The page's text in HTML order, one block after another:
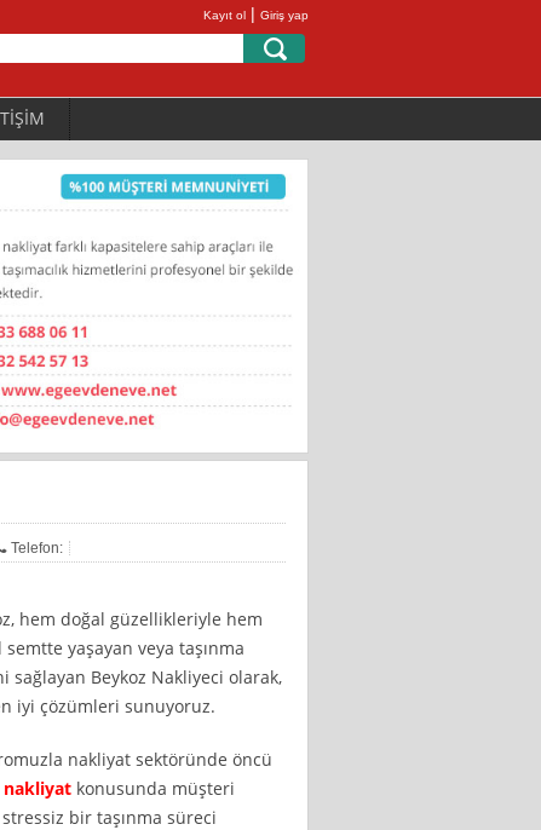
Kayıt ol | Giriş yap
Telefon:
hem doğal güzellikleriyle hem
yaşayan veya taşınma
Beykoz Nakliyeci olarak,
iyi çözümleri sunuyoruz.
nakliyat sektöründe öncü
nakliyatkonusunda müşteri
bir taşınma süreci